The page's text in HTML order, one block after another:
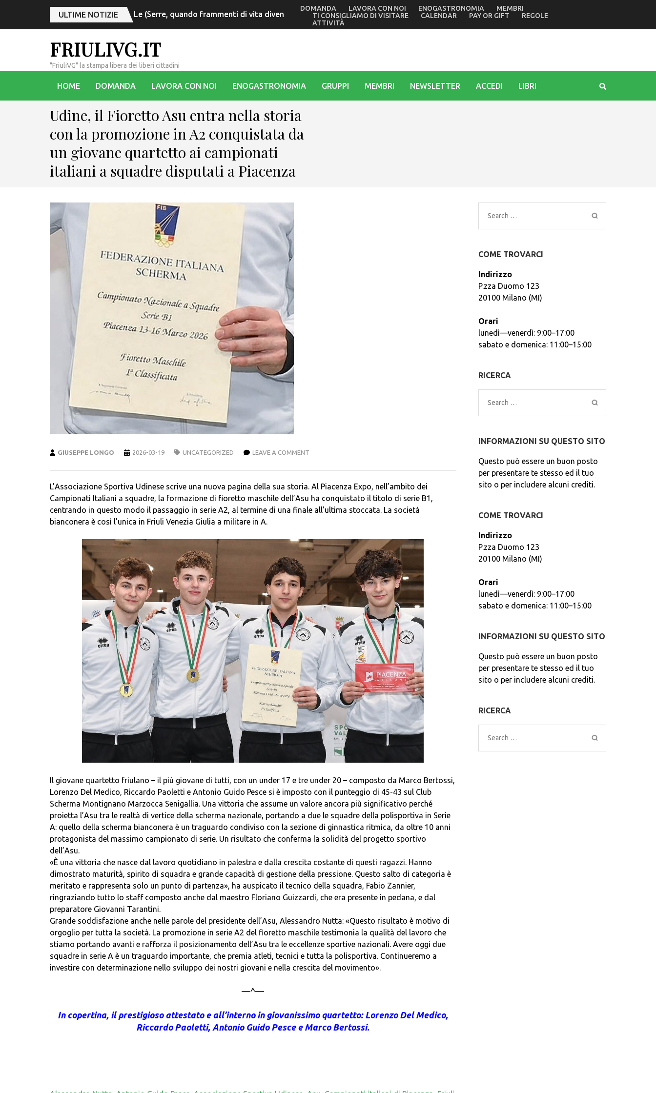
ULTIME NOTIZIE Le (Serre, quando frammenti di vita diventano spettacolo: a Basaldella ultima proposta prima di Ferragosto
DOMANDA LAVORA CON NOI ENOGASTRONOMIA
MEMBRI
TI CONSIGLIAMO DI VISITARE
CALENDAR PAY OR GIFT
REGOLE
ATTIVITÀ
FRIULIVG.IT
"FriuliVG" la stampa libera dei liberi cittadini
HOME DOMANDA LAVORA CON NOI ENOGASTRONOMIA GRUPPI MEMBRI NEWSLETTER ACCEDI LIBRI
Udine, il Fioretto Asu entra nella storia
con la promozione in A2 conquistata da
un giovane quartetto ai campionati
italiani a squadre disputati a Piacenza
GIUSEPPE LONGO 2026-03-19 UNCATEGORIZED LEAVE A COMMENT
L’Associazione Sportiva Udinese scrive una nuova pagina della sua storia. Al Piacenza Expo, nell’ambito dei
Campionati Italiani a squadre, la formazione di fioretto maschile dell’Asu ha conquistato il titolo di serie B1,
centrando in questo modo il passaggio in serie A2, al termine di una finale all’ultima stoccata. La società
bianconera è così l’unica in Friuli Venezia Giulia a militare in A.
Il giovane quartetto friulano – il più giovane di tutti, con un under 17 e tre under 20 – composto da Marco Bertossi,
Lorenzo Del Medico, Riccardo Paoletti e Antonio Guido Pesce si è imposto con il punteggio di 45-43 sul Club
Scherma Montignano Marzocca Senigallia. Una vittoria che assume un valore ancora più significativo perché
proietta l’Asu tra le realtà di vertice della scherma nazionale, portando a due le squadre della polisportiva in Serie
A: quello della scherma bianconera è un traguardo condiviso con la sezione di ginnastica ritmica, da oltre 10 anni
protagonista del massimo campionato di serie. Un risultato che conferma la solidità del progetto sportivo
dell’Asu.
«È una vittoria che nasce dal lavoro quotidiano in palestra e dalla crescita costante di questi ragazzi. Hanno
dimostrato maturità, spirito di squadra e grande capacità di gestione della pressione. Questo salto di categoria è
meritato e rappresenta solo un punto di partenza», ha auspicato il tecnico della squadra, Fabio Zannier,
ringraziando tutto lo staff composto anche dal maestro Floriano Guizzardi, che era presente in pedana, e dal
preparatore Giovanni Tarantini.
Grande soddisfazione anche nelle parole del presidente dell’Asu, Alessandro Nutta: «Questo risultato è motivo di
orgoglio per tutta la società. La promozione in serie A2 del fioretto maschile testimonia la qualità del lavoro che
stiamo portando avanti e rafforza il posizionamento dell’Asu tra le eccellenze sportive nazionali. Avere oggi due
squadre in serie A è un traguardo importante, che premia atleti, tecnici e tutta la polisportiva. Continueremo a
investire con determinazione nello sviluppo dei nostri giovani e nella crescita del movimento».
—^—
In copertina, il prestigioso attestato e all’interno in giovanissimo quartetto: Lorenzo Del Medico,
Riccardo Paoletti, Antonio Guido Pesce e Marco Bertossi.
Search
for:
COME TROVARCI
Indirizzo
P.zza Duomo 123
20100 Milano (MI)
Orari
lunedì—venerdì: 9:00–17:00
sabato e domenica: 11:00–15:00
RICERCA
Search
for:
INFORMAZIONI SU QUESTO SITO
Questo può essere un buon posto
per presentare te stesso ed il tuo
sito o per includere alcuni crediti.
COME TROVARCI
Indirizzo
P.zza Duomo 123
20100 Milano (MI)
Orari
lunedì—venerdì: 9:00–17:00
sabato e domenica: 11:00–15:00
INFORMAZIONI SU QUESTO SITO
Questo può essere un buon posto
per presentare te stesso ed il tuo
sito o per includere alcuni crediti.
RICERCA
Search
for: